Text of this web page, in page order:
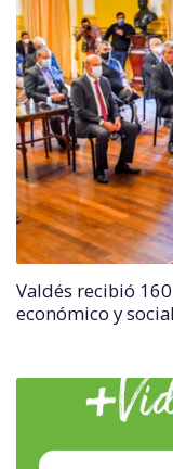
Valdés recibió
económico y